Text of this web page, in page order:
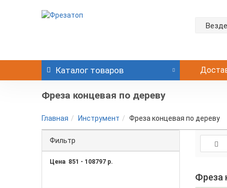
Везде
Каталог товаров
Фреза концевая по дереву
Главная Инструмент Фреза концевая по дереву
Фильтр
Цена 851 - 108797 р.
Фреза